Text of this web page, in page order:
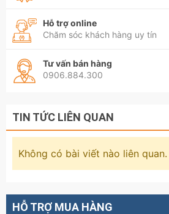
Hỗ trợ online
Chăm sóc khách hàng uy tín
Tư vấn bán hàng
0906.884.300
TIN TỨC LIÊN QUAN
Không có bài viết nào liên quan.
HỖ TRỢ MUA HÀNG